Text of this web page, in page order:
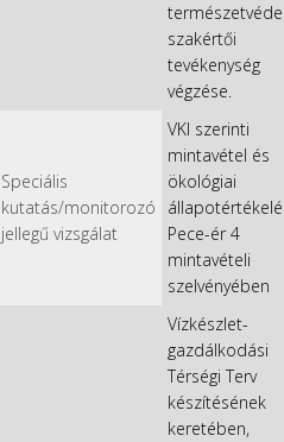
szakértői
tevékenység
végzése.
Speciális
kutatás/monitorozó
jellegű vizsgálat
VKI szerinti
mintavétel és
ökológiai
Pece-ér 4
mintavételi
szelvényében
Vízkészlet-
gazdálkodási
Térségi Terv
készítésének
keretében,